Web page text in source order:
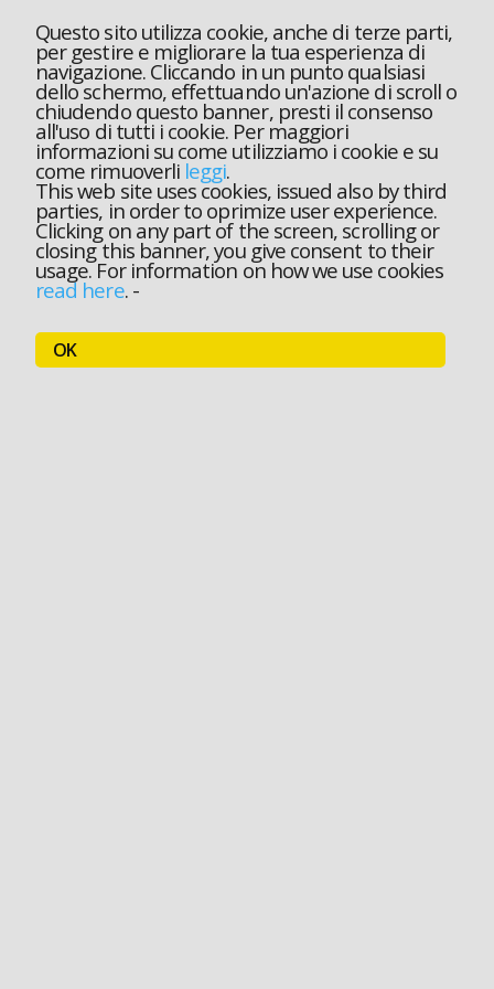
Questo sito utilizza cookie, anche di terze parti,
per gestire e migliorare la tua esperienza di
navigazione. Cliccando in un punto qualsiasi
dello schermo, effettuando un'azione di scroll o
chiudendo questo banner, presti il consenso
all'uso di tutti i cookie. Per maggiori
informazioni su come utilizziamo i cookie e su
come rimuoverli leggi.
This web site uses cookies, issued also by third
parties, in order to oprimize user experience.
Clicking on any part of the screen, scrolling or
closing this banner, you give consent to their
usage. For information on how we use cookies
read here.-
OK